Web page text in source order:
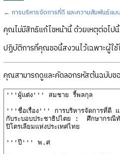
← การบริหารจัดการที่ดี และความสัมพันธ์แ
คุณไม่มีสิทธิแก้ไขหน้านี้ ด้วยเหตุต่อไป
ปฏิบัติการที่คุณขอนี้สงวนไว้เฉพาะผู้ใช้
คุณสามารถดูและคัดลอกรหัสต้นฉบับข